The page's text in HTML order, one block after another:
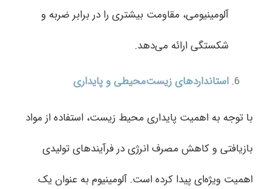
آلومینیومی، مقاومت بیشتری را در برابر ضربه و
شکستگی ارائه می‌دهد.
استانداردهای زیست‌محیطی و پایداری
با توجه به اهمیت پایداری محیط زیست، استفاده از مواد
بازیافتی و کاهش مصرف انرژی در فرآیندهای تولیدی
اهمیت ویژه‌ای پیدا کرده است. آلومینیوم به عنوان یک